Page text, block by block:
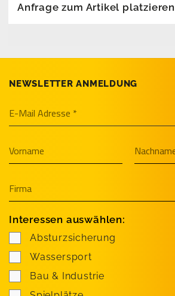
Anfrage zum Artikel platzieren
NEWSLETTER ANMELDUNG
Interessen auswählen:
Absturzsicherung
Wassersport
Bau & Industrie